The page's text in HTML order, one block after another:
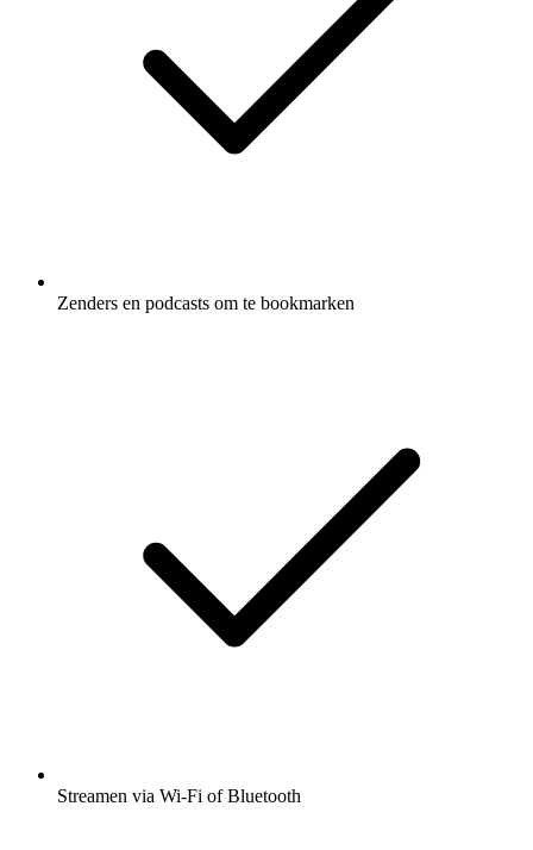
Zenders en podcasts om te bookmarken
Streamen via Wi-Fi of Bluetooth